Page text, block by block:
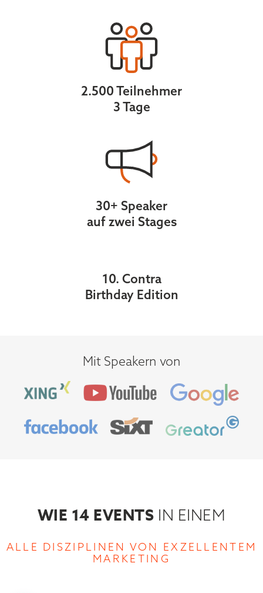
2.500 Teilnehmer
3 Tage
30+ Speaker
auf zwei Stages
10. Contra
Birthday Edition
Mit Speakern von
WIE 14 EVENTS IN EINEM
ALLE DISZIPLINEN VON EXZELLENTEM
MARKETING